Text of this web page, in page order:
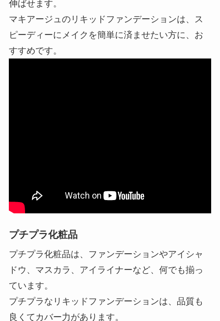
伸ばせます。
マキアージュのリキッドファンデーションは、ス
ピーディーにメイクを簡単に済ませたい方に、お
すすめです。
プチプラ化粧品
プチプラ化粧品は、ファンデーションやアイシャ
ドウ、マスカラ、アイライナーなど、何でも揃っ
ています。
プチプラなリキッドファンデーションは、品質も
良くてカバー力があります。